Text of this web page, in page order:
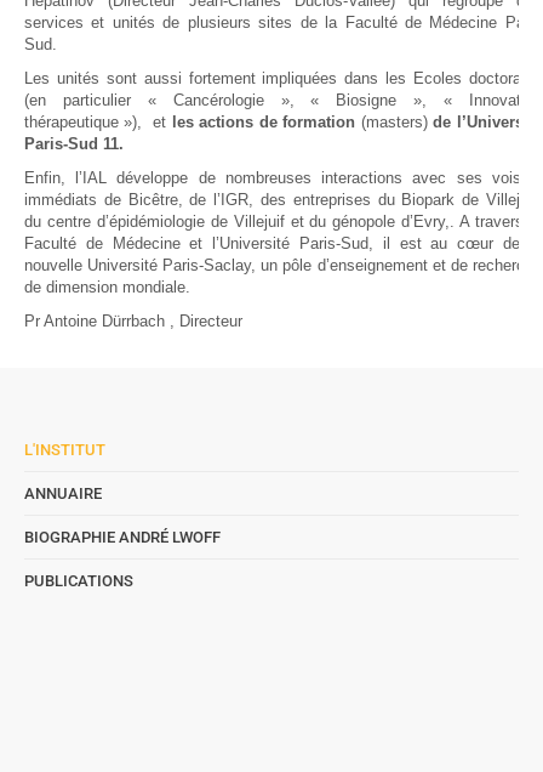
services et unités de plusieurs sites de la Faculté de Médecine Paris
Sud.
Les unités sont aussi fortement impliquées dans les Ecoles doctorales
(en particulier « Cancérologie », « Biosigne », « Innovation
thérapeutique »), et les actions de formation (masters)de l’Université
Paris-Sud 11.
Enfin, l’IAL développe de nombreuses interactions avec ses voisins
immédiats de Bicêtre, de l’IGR, des entreprises du Biopark de Villejuif,
du centre d’épidémiologie de Villejuif et du génopole d’Evry,. A travers la
Faculté de Médecine et l’Université Paris-Sud, il est au cœur de la
nouvelle Université Paris-Saclay, un pôle d’enseignement et de recherche
de dimension mondiale.
Pr Antoine Dürrbach , Directeur
L'INSTITUT
ANNUAIRE
BIOGRAPHIE ANDRÉ LWOFF
PUBLICATIONS